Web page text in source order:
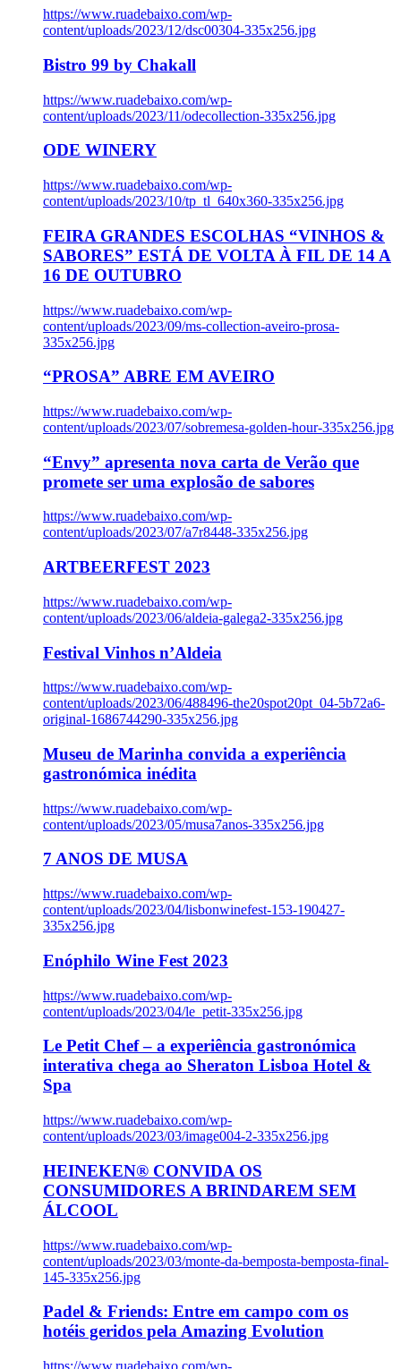
https://www.ruadebaixo.com/wp-
content/uploads/2023/12/dsc00304-335x256.jpg
Bistro 99 by Chakall
https://www.ruadebaixo.com/wp-
content/uploads/2023/11/odecollection-335x256.jpg
ODE WINERY
https://www.ruadebaixo.com/wp-
content/uploads/2023/10/tp_tl_640x360-335x256.jpg
FEIRA GRANDES ESCOLHAS “VINHOS &
SABORES” ESTÁ DE VOLTA À FIL DE 14 A
16 DE OUTUBRO
https://www.ruadebaixo.com/wp-
content/uploads/2023/09/ms-collection-aveiro-prosa-
335x256.jpg
“PROSA” ABRE EM AVEIRO
https://www.ruadebaixo.com/wp-
content/uploads/2023/07/sobremesa-golden-hour-335x256.jpg
“Envy” apresenta nova carta de Verão que
promete ser uma explosão de sabores
https://www.ruadebaixo.com/wp-
content/uploads/2023/07/a7r8448-335x256.jpg
ARTBEERFEST 2023
https://www.ruadebaixo.com/wp-
content/uploads/2023/06/aldeia-galega2-335x256.jpg
Festival Vinhos n’Aldeia
https://www.ruadebaixo.com/wp-
content/uploads/2023/06/488496-the20spot20pt_04-5b72a6-
original-1686744290-335x256.jpg
Museu de Marinha convida a experiência
gastronómica inédita
https://www.ruadebaixo.com/wp-
content/uploads/2023/05/musa7anos-335x256.jpg
7 ANOS DE MUSA
https://www.ruadebaixo.com/wp-
content/uploads/2023/04/lisbonwinefest-153-190427-
335x256.jpg
Enóphilo Wine Fest 2023
https://www.ruadebaixo.com/wp-
content/uploads/2023/04/le_petit-335x256.jpg
Le Petit Chef – a experiência gastronómica
interativa chega ao Sheraton Lisboa Hotel &
Spa
https://www.ruadebaixo.com/wp-
content/uploads/2023/03/image004-2-335x256.jpg
HEINEKEN® CONVIDA OS
CONSUMIDORES A BRINDAREM SEM
ÁLCOOL
https://www.ruadebaixo.com/wp-
content/uploads/2023/03/monte-da-bemposta-bemposta-final-
145-335x256.jpg
Padel & Friends: Entre em campo com os
hotéis geridos pela Amazing Evolution
https://www.ruadebaixo.com/wp-